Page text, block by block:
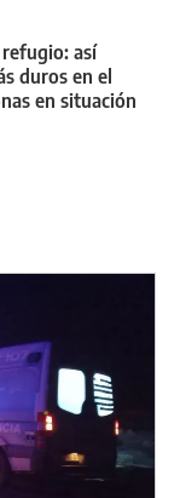
así
duros en el
en situación